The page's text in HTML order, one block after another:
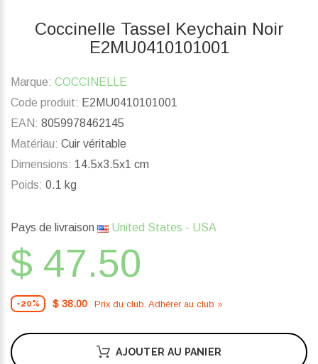
Coccinelle Tassel Keychain Noir
E2MU0410101001
Marque: COCCINELLE
Code produit: E2MU0410101001
EAN: 8059978462145
Matériau: Cuir véritable
Dimensions: 14.5x3.5x1 cm
Poids: 0.1 kg
Pays de livraison United States - USA
$ 47.50
-20% $ 38.00 Prix ​​du club. Adhérer au club »
AJOUTER AU PANIER